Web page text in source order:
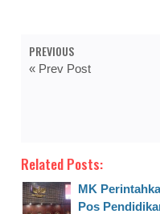
PREVIOUS
« Prev Post
Related Posts:
MK
Pos